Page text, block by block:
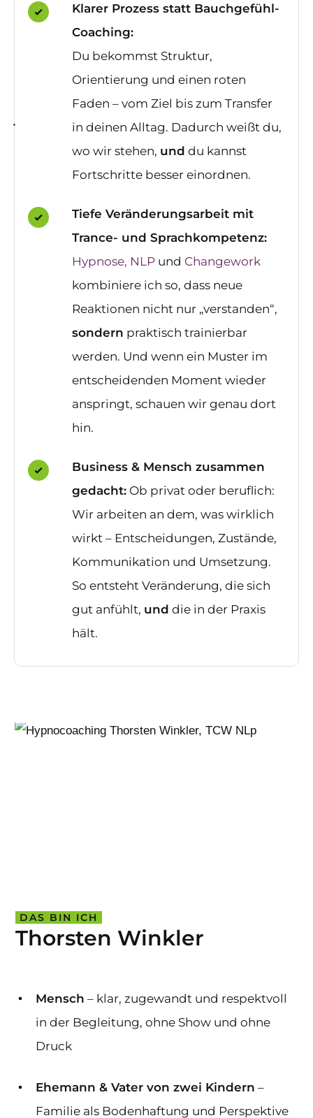
Klarer Prozess statt Bauchgefühl-
Coaching:
Du bekommst Struktur,
Orientierung und einen roten
Faden – vom Ziel bis zum Transfer
in deinen Alltag. Dadurch weißt du,
wo wir stehen, und du kannst
Fortschritte besser einordnen.
Tiefe Veränderungsarbeit mit
Trance- und Sprachkompetenz:
Hypnose, NLPund Changework
kombiniere ich so, dass neue
Reaktionen nicht nur „verstanden“,
sondern praktisch trainierbar
werden. Und wenn ein Muster im
entscheidenden Moment wieder
anspringt, schauen wir genau dort
hin.
Business & Mensch zusammen
gedacht:Ob privat oder beruflich:
Wir arbeiten an dem, was wirklich
wirkt – Entscheidungen, Zustände,
Kommunikation und Umsetzung.
So entsteht Veränderung, die sich
gut anfühlt, und die in der Praxis
hält.
DAS BIN ICH
Thorsten Winkler
Mensch – klar, zugewandt und respektvoll
in der Begleitung, ohne Show und ohne
Druck
Ehemann & Vater von zwei Kindern –
Familie als Bodenhaftung und Perspektive